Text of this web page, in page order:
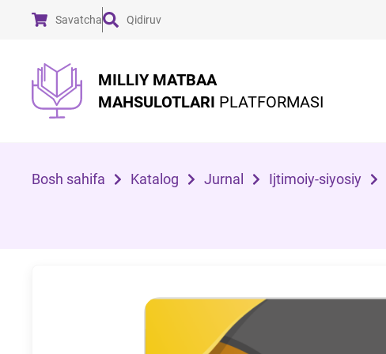
Savatcha Qidiruv
MILLIY MATBAA
MAHSULOTLARI PLATFORMASI
Bosh sahifa Katalog Jurnal Ijtimoiy-siyosiy